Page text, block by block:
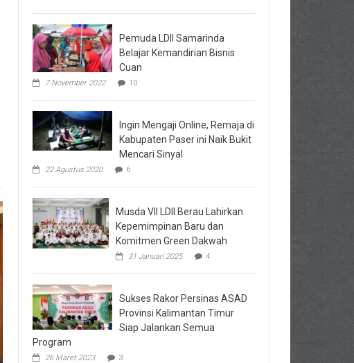
Pemuda LDII Samarinda
Belajar Kemandirian Bisnis
Cuan
7 November 2022 10
Ingin Mengaji Online, Remaja di
Kabupaten Paser ini Naik Bukit
Mencari Sinyal
22 Agustus 2020 6
Musda VII LDII Berau Lahirkan
Kepemimpinan Baru dan
Komitmen Green Dakwah
31 Januari 2025 4
Sukses Rakor Persinas ASAD
Provinsi Kalimantan Timur
Siap Jalankan Semua
Program
26 Maret 2023 3